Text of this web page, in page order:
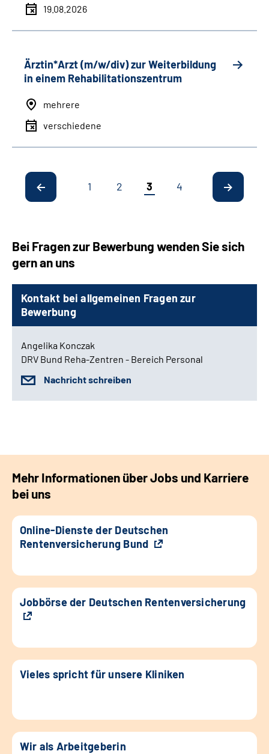
19.08.2026
Ärztin*Arzt (m/w/div) zur Weiterbildung
in einem Rehabilitationszentrum
mehrere
verschiedene
1 2 3 4
Bei Fragen zur Bewerbung wenden Sie sich
gern an uns
Kontakt bei allgemeinen Fragen zur
Bewerbung
Angelika Konczak
DRV Bund Reha-Zentren - Bereich Personal
Nachricht schreiben
Mehr Informationen über Jobs und Karriere
bei uns
Online-Dienste der Deutschen
Rentenversicherung Bund
Jobbörse der Deutschen Rentenversicherung
Vieles spricht für unsere Kliniken
Wir als Arbeitgeberin